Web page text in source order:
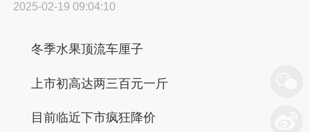
2025-02-19 09:04:10
冬季水果顶流车厘子
上市初高达两三百元一斤
目前临近下市疯狂降价